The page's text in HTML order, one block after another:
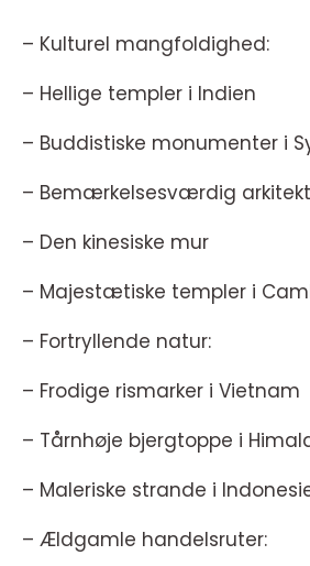
– Kulturel mangfoldighed:
– Hellige templer i Indien
– Buddistiske monumenter i
– Bemærkelsesværdig
– Den kinesiske mur
– Majestætiske templer i
– Fortryllende natur:
– Frodige rismarker i Vietnam
– Tårnhøje bjergtoppe i
– Maleriske strande i
– Ældgamle handelsruter: